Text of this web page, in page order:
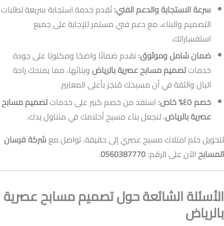
سرعة الاستجابة والدعم الفني:نُقدم خدمة استجابة سريعة لطلبات
التصميم والبناء، مع دعم فني مستمر للإجابة على جميع
استفساراتك.
ضمان شامل وموثوق: نقدم ضمانًا واضحًا ومكتوبًا على جودة
خدماتتصميم مسابح عصرية بالرياضوبنائها، مما يمنحك راحة
البال والثقة في أن مسبحك مُنجز بأعلى المعايير.
خصم ٤٥% خاص:
استفد من خصم كبير على خدماتتصميم مسابح
عصرية بالرياض، لنجعل بناء مسبح أحلامك في متناول يدك.
لتحويل حلم امتلاك مسبح عصري إلى حقيقة، تواصل معشركة فرسان
المسابحالآن على الرقم:0560387770
.
الأسئلة الشائعة حول تصميم مسابح عصرية
بالرياض